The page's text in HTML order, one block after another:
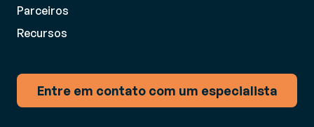
Parceiros
Recursos
Entre em contato com um especialista